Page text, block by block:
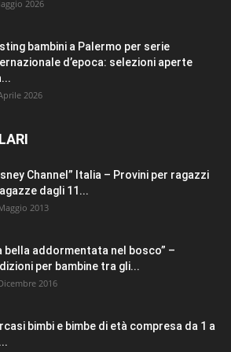
2026
bambini a Palermo per serie
d’epoca: selezioni aperte
2026
Channel” Italia – Provini per ragazzi
dagli 11...
2013
bella addormentata nel bosco” –
per bambine tra gli...
2016
bimbi e bimbe di età compresa da 1 a